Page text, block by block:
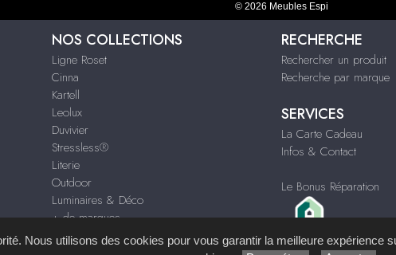
© 2026 Meubles Espi
NOS COLLECTIONS
Ligne Roset
Cinna
Kartell
Leolux
Duvivier
Stressless®
Literie
Outdoor
Luminaires & Déco
+ de marques
RECHERCHE
Rechercher un produit
Recherche par marque
SERVICES
La Carte Cadeau
Infos & Contact
Le Bonus Réparation
Nous utilisons des cookies pour vous garantir la meilleure expérience